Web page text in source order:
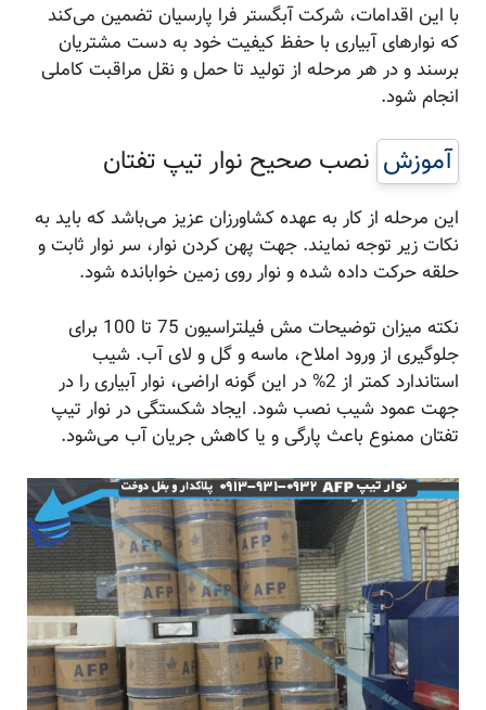
با این اقدامات، شرکت آبگستر فرا پارسیان تضمین می‌کند
که نوارهای آبیاری با حفظ کیفیت خود به دست مشتریان
برسند و در هر مرحله از تولید تا حمل و نقل مراقبت کاملی
انجام شود.
آموزشنصب صحیح نوار تیپ تفتان
این مرحله از کار به عهده کشاورزان عزیز می‌باشد که باید به
نکات زیر توجه نمایند. جهت پهن کردن نوار، سر نوار ثابت و
حلقه حرکت داده شده و نوار روی زمین خوابانده شود.
نکته میزان توضیحات مش فیلتراسیون 75 تا 100 برای
جلوگیری از ورود املاح، ماسه و گل و لای آب. شیب
استاندارد کمتر از 2% در این گونه اراضی، نوار آبیاری را در
جهت عمود شیب نصب شود. ایجاد شکستگی در نوار تیپ
تفتان ممنوع باعث پارگی و یا کاهش جریان آب می‌شود.